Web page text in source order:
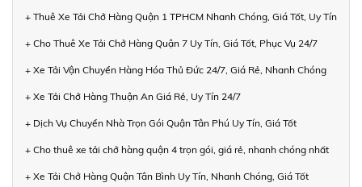
+ Thuê Xe Tải Chở Hàng Quận 1 TPHCM Nhanh Chóng, Giá Tốt, Uy Tín
+ Cho Thuê Xe Tải Chở Hàng Quận 7 Uy Tín, Giá Tốt, Phục Vụ 24/7
+ Xe Tải Vận Chuyển Hàng Hóa Thủ Đức 24/7, Giá Rẻ, Nhanh Chóng
+ Xe Tải Chở Hàng Thuận An Giá Rẻ, Uy Tín 24/7
+ Dịch Vụ Chuyển Nhà Trọn Gói Quận Tân Phú Uy Tín, Giá Tốt
+ Cho thuê xe tải chở hàng quận 4 trọn gói, giá rẻ, nhanh chóng nhất
+ Xe Tải Chở Hàng Quận Tân Bình Uy Tín, Nhanh Chóng, Giá Tốt